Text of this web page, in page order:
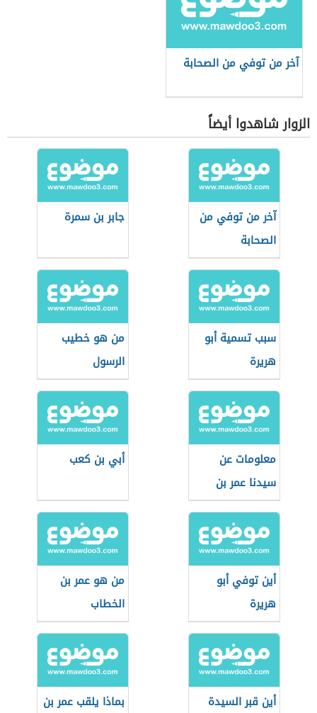
آخر من توفي من الصحابة
الزوار شاهدوا أيضاً
آخر من توفي من
الصحابة
جابر بن سمرة
سبب تسمية أبو
هريرة
من هو خطيب
الرسول
معلومات عن
سيدنا عمر بن
الخطاب
أبي بن كعب
أين توفي أبو
هريرة
من هو عمر بن
الخطاب
أين قبر السيدة
بماذا يلقب عمر بن